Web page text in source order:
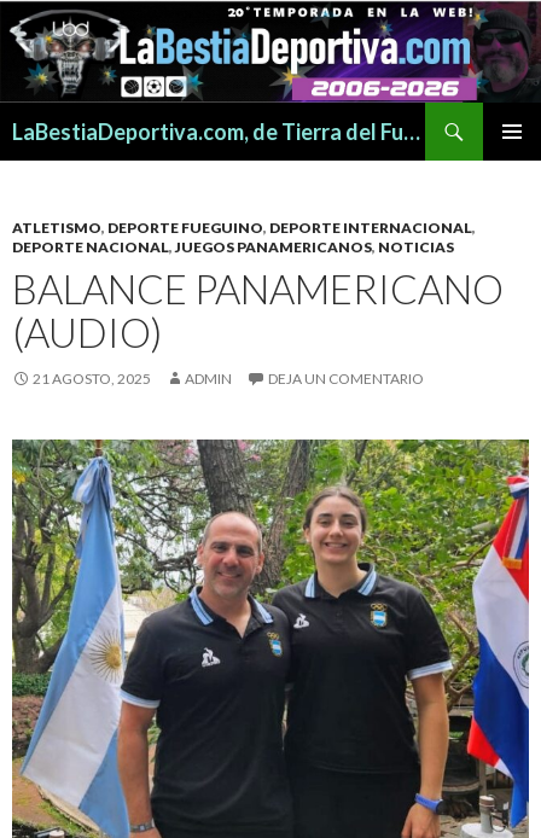
LaBestiaDeportiva.com, de Tierra del Fuego para todo el mundo
ATLETISMO, DEPORTE FUEGUINO, DEPORTE INTERNACIONAL,
DEPORTE NACIONAL,JUEGOS PANAMERICANOS, NOTICIAS
BALANCE PANAMERICANO
(AUDIO)
21 AGOSTO, 2025 ADMIN DEJA UN COMENTARIO